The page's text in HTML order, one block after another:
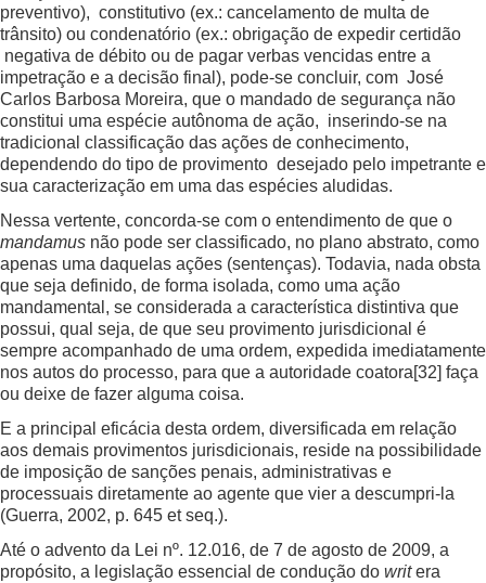
preventivo), constitutivo (ex.: cancelamento de multa de
trânsito) ou condenatório (ex.: obrigação de expedir certidão
negativa de débito ou de pagar verbas vencidas entre a
impetração e a decisão final), pode-se concluir, com José
Carlos Barbosa Moreira, que o mandado de segurança não
constitui uma espécie autônoma de ação, inserindo-se na
tradicional classificação das ações de conhecimento,
dependendo do tipo de provimento desejado pelo impetrante e
sua caracterização em uma das espécies aludidas.
Nessa vertente, concorda-se com o entendimento de que o
mandamus não pode ser classificado, no plano abstrato, como
apenas uma daquelas ações (sentenças). Todavia, nada obsta
que seja definido, de forma isolada, como uma ação
mandamental, se considerada a característica distintiva que
possui, qual seja, de que seu provimento jurisdicional é
sempre acompanhado de uma ordem, expedida imediatamente
nos autos do processo, para que a autoridade coatora[32] faça
ou deixe de fazer alguma coisa.
E a principal eficácia desta ordem, diversificada em relação
aos demais provimentos jurisdicionais, reside na possibilidade
de imposição de sanções penais, administrativas e
processuais diretamente ao agente que vier a descumpri-la
(Guerra, 2002, p. 645 et seq.).
Até o advento da Lei nº. 12.016, de 7 de agosto de 2009, a
propósito, a legislação essencial de condução do writera